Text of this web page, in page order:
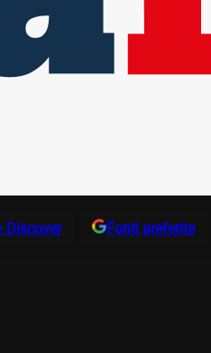
Discover Fonti preferite